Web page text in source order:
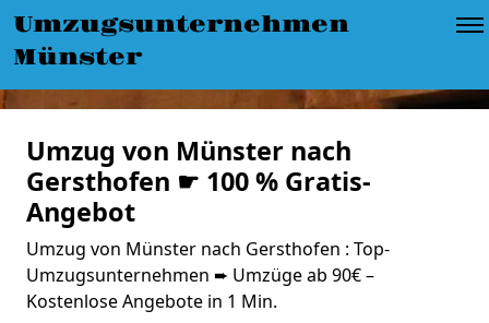
Umzugsunternehmen
Münster
Umzug von Münster nach
Gersthofen ☛ 100 % Gratis-
Angebot
Umzug von Münster nach Gersthofen : Top-
Umzugsunternehmen ➨ Umzüge ab 90€ –
Kostenlose Angebote in 1 Min.